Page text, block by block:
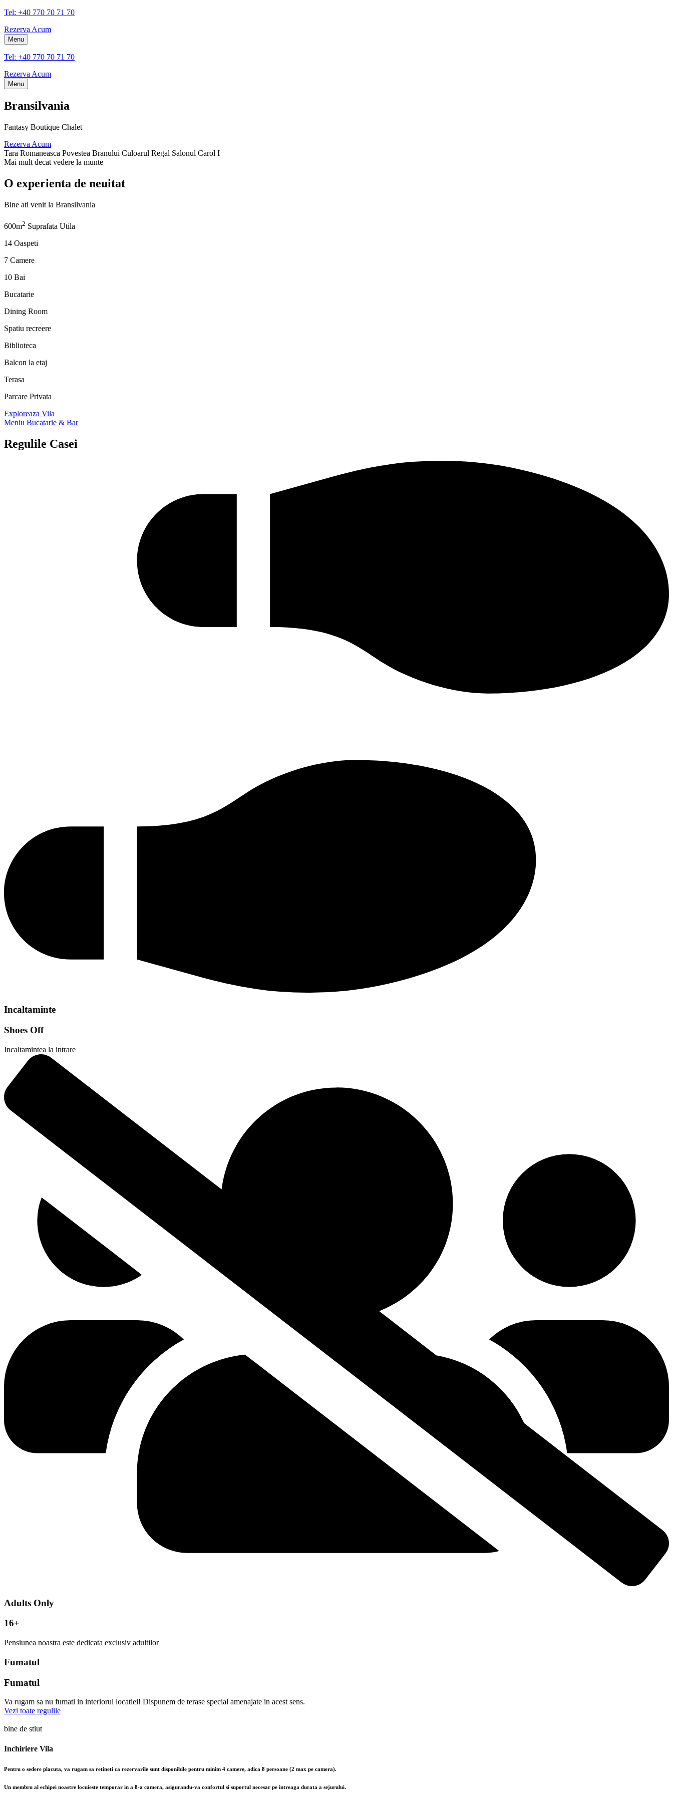
Tel: +40 770 70 71 70
Rezerva Acum
Menu
Tel: +40 770 70 71 70
Rezerva Acum
Menu
Bransilvania
Fantasy Boutique Chalet
Rezerva Acum
Tara Romaneasca Povestea Branului Culoarul Regal Salonul Carol I
Mai mult decat vedere la munte
O experienta de neuitat
Bine ati venit la Bransilvania
600m2 Suprafata Utila
14 Oaspeti
7 Camere
10 Bai
Bucatarie
Dining Room
Spatiu recreere
Biblioteca
Balcon la etaj
Terasa
Parcare Privata
Exploreaza Vila
Meniu Bucatarie & Bar
Regulile Casei
Incaltaminte
Shoes Off
Incaltamintea la intrare
Adults Only
16+
Pensiunea noastra este dedicata exclusiv adultilor
Fumatul
Fumatul
Va rugam sa nu fumati in interiorul locatiei! Dispunem de terase special amenajate in acest sens.
Vezi toate regulile
bine de stiut
Inchiriere Vila
Pentru o sedere placuta, va rugam sa retineti ca rezervarile sunt disponibile pentru minim 4 camere, adica 8 persoane (2 max pe camera).
Un membru al echipei noastre locuieste temporar in a 8-a camera, asigurandu-va confortul si suportul necesar pe intreaga durata a sejurului.